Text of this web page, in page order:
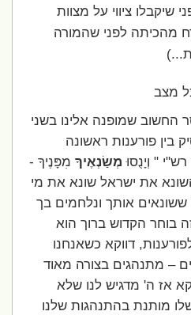
ציווי על מצוות
לפני שהמורה
מצב
שמופנה אלינו בשני
פורענות ראשונה
" וְיָנֻסוּמְשַׂנְאֶיךָמִפָּנֶיךָ -
את ישראל שונא את מי
אותך ונלחמים בך
הקדוש ברוך הוא
דווקא כשאנחנו
– מתנהגים בצורה מאוד
אז ה' מדגיש לנו שלא
מותנת בהתנהגות שלנו